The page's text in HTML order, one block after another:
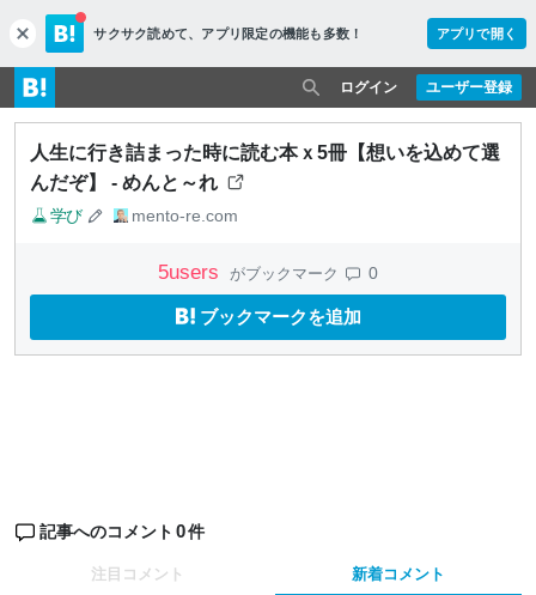
c
l
o
s
e
サクサク読めて、 アプリ限定の機能も多数！ アプリで開く
ユーザー登録
ログイン
人生に行き詰まった時に読む本ｘ5冊【想いを込めて選
んだぞ】 - めんと～れ
学び mento-re.com
5users がブックマーク 0
ブックマークを追加
記事へのコメント 0件
注目コメント 新着コメント